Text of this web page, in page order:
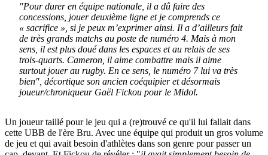
"Pour durer en équipe nationale, il a dû faire des
concessions, jouer deuxième ligne et je comprends ce
« sacrifice », si je peux m’exprimer ainsi. Il a d’ailleurs fait
de très grands matchs au poste de numéro 4. Mais à mon
sens, il est plus doué dans les espaces et au relais de ses
trois-quarts. Cameron, il aime combattre mais il aime
surtout jouer au rugby. En ce sens, le numéro 7 lui va très
bien", décortique son ancien coéquipier et désormais
joueur/chroniqueur Gaël Fickou pour le Midol.
Un joueur taillé pour le jeu qui a (re)trouvé ce qu'il lui fallait dans
cette UBB de l'ère Bru. Avec une équipe qui produit un gros volume
de jeu et qui avait besoin d'athlètes dans son genre pour passer un